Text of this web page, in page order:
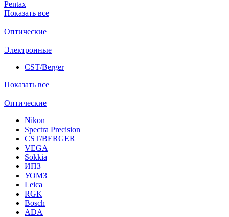
Pentax
Показать все
Оптические
Электронные
CST/Berger
Показать все
Оптические
Nikon
Spectra Precision
CST/BERGER
VEGA
Sokkia
ИПЗ
УОМЗ
Leica
RGK
Bosch
ADA